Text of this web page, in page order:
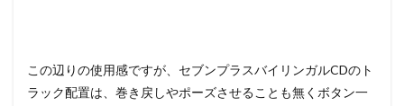
この辺りの使用感ですが、セブンプラスバイリンガルCDのト
ラック配置は、巻き戻しやポーズさせることも無くボタン一